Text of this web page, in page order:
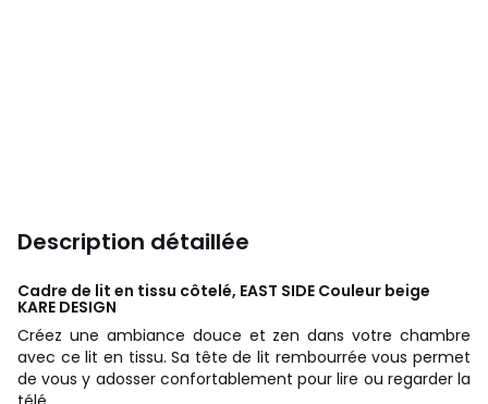
Description détaillée
Cadre de lit en tissu côtelé, EAST SIDE Couleur beige
KARE DESIGN
Créez une ambiance douce et zen dans votre chambre
avec ce lit en tissu. Sa tête de lit rembourrée vous permet
de vous y adosser confortablement pour lire ou regarder la